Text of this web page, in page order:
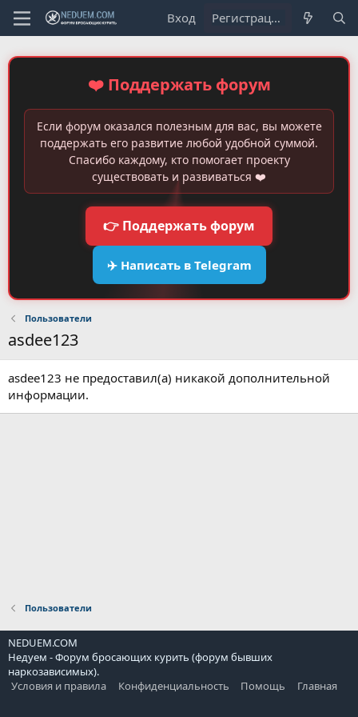
Вход Регистрация
❤️ Поддержать форум
Если форум оказался полезным для вас, вы можете
поддержать его развитие любой удобной суммой.
Спасибо каждому, кто помогает проекту
существовать и развиваться ❤️
👉 Поддержать форум
✈️ Написать в Telegram
Пользователи
asdee123
asdee123 не предоставил(а) никакой дополнительной
информации.
Пользователи
NEDUEM.COM
Недуем - Форум бросающих курить (форум бывших
наркозависимых).
Условия и правила
Конфиденциальность Помощь Главная